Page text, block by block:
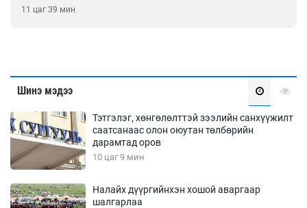
11 цаг 39 мин
Шинэ мэдээ
Тэтгэлэг, хөнгөлөлттэй зээлийн санхүүжилт
саатсанаас олон оюутан төлбөрийн
дарамтад оров
10 цаг 9 мин
Налайх дүүргийнхэн хошой аваргаар
шалгарлаа